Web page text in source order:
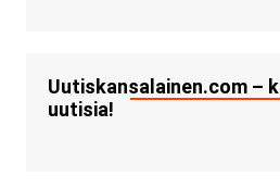
Uutiskansalainen.com –
uutisia!